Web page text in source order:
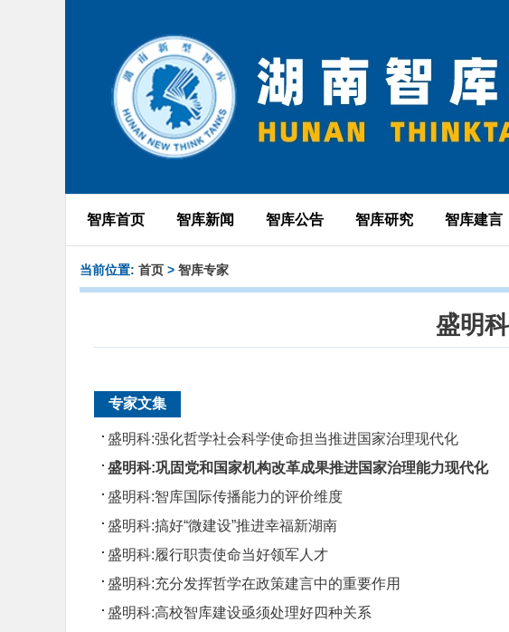
智库首页 智库新闻 智库公告 智库研究 智库建言
当前位置: 首页 > 智库专家
盛明科
专家文集
盛明科:强化哲学社会科学使命担当推进国家治理现代化
盛明科:巩固党和国家机构改革成果推进国家治理能力现代化
盛明科:智库国际传播能力的评价维度
盛明科:搞好“微建设”推进幸福新湖南
盛明科:履行职责使命当好领军人才
盛明科:充分发挥哲学在政策建言中的重要作用
盛明科:高校智库建设亟须处理好四种关系